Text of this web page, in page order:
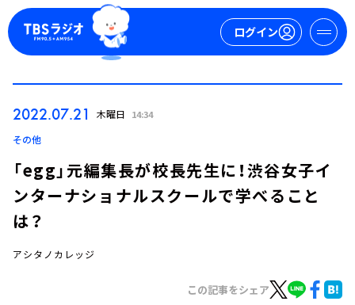
ログイン
2022.07.21 木曜日 14:34
その他
「egg」元編集長が校長先生に！渋谷女子イ
ンターナショナルスクールで学べること
は？
アシタノカレッジ
この記事をシェア